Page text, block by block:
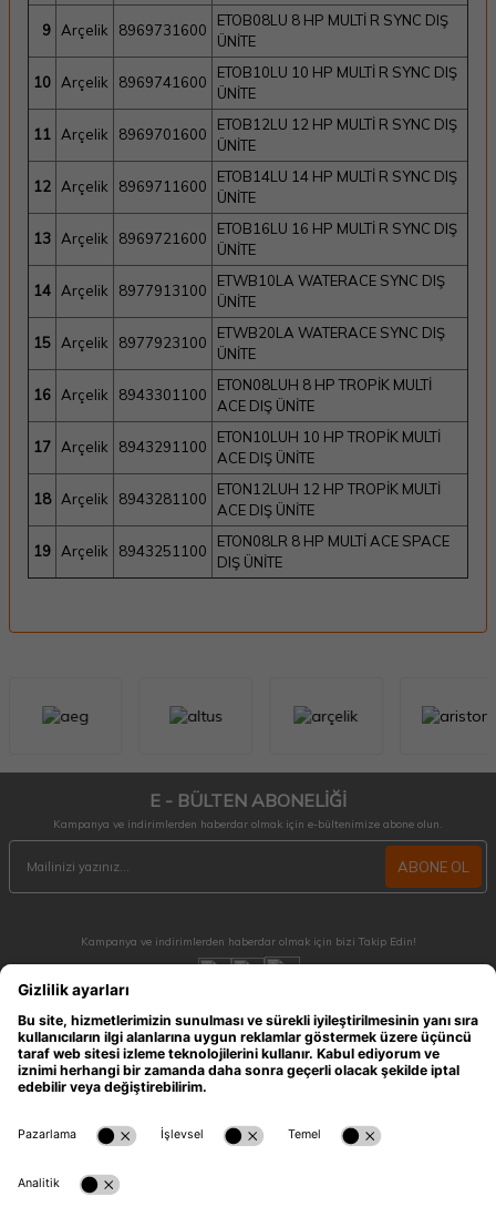
9 Arçelik 8969731600
ETOB08LU 8 HP MULTİ R SYNC DIŞ
ÜNİTE
10 Arçelik 8969741600
ETOB10LU 10 HP MULTİ R SYNC DIŞ
ÜNİTE
11 Arçelik 8969701600
ETOB12LU 12 HP MULTİ R SYNC DIŞ
ÜNİTE
12 Arçelik 8969711600
ETOB14LU 14 HP MULTİ R SYNC DIŞ
ÜNİTE
13 Arçelik 8969721600
ETOB16LU 16 HP MULTİ R SYNC DIŞ
ÜNİTE
14 Arçelik 8977913100
ETWB10LA WATERACE SYNC DIŞ
ÜNİTE
15 Arçelik 8977923100
ETWB20LA WATERACE SYNC DIŞ
ÜNİTE
16 Arçelik 8943301100
ETON08LUH 8 HP TROPİK MULTİ
ACE DIŞ ÜNİTE
17 Arçelik 8943291100
ETON10LUH 10 HP TROPİK MULTİ
ACE DIŞ ÜNİTE
18 Arçelik 8943281100
ETON12LUH 12 HP TROPİK MULTİ
ACE DIŞ ÜNİTE
19 Arçelik 8943251100
ETON08LR 8 HP MULTİ ACE SPACE
DIŞ ÜNİTE
E - BÜLTEN ABONELİĞİ
Kampanya ve indirimlerden haberdar olmak için e-bültenimize abone olun.
ABONE OL
Kampanya ve indirimlerden haberdar olmak için bizi Takip Edin!
MÜŞTERİ HİZMETLERİ
Hafta içi 09:30 - 18:30 / Hafta sonu 10:00 - 17:00 arası merak ettiğiniz tüm sorular ve
siparişleriniz için ulaşabilirsiniz.
ÖNEMLİ BİLGİLER